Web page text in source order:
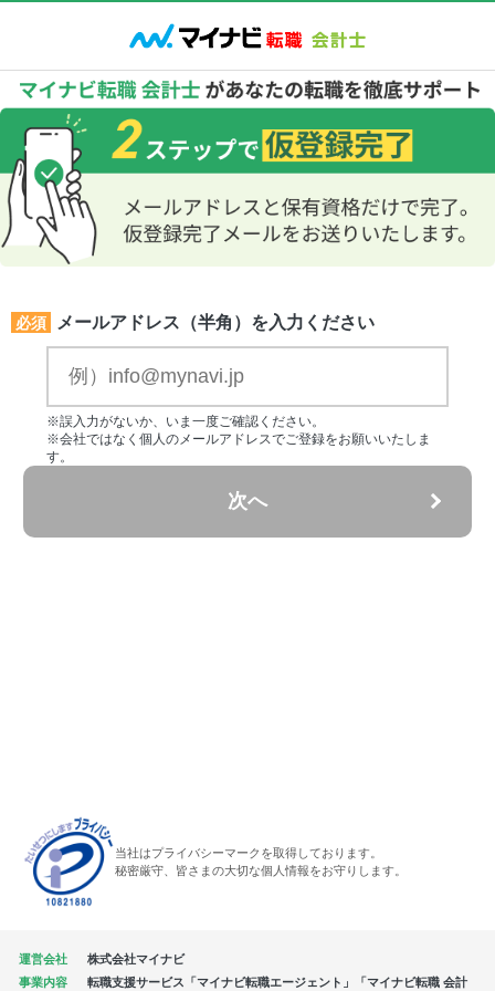
必須 メールアドレス（半角）を入力ください
※誤入力がないか、いま一度ご確認ください。
※会社ではなく個人のメールアドレスでご登録をお願いいたしま
す。
次へ
当社はプライバシーマークを取得しております。
秘密厳守、皆さまの大切な個人情報をお守りします。
運営会社
株式会社マイナビ
事業内容
転職支援サービス「マイナビ転職エージェント」「マイナビ転職 会計